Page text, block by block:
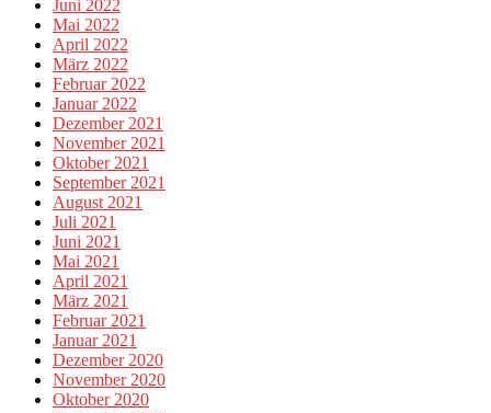
Juni 2022
Mai 2022
April 2022
März 2022
Februar 2022
Januar 2022
Dezember 2021
November 2021
Oktober 2021
September 2021
August 2021
Juli 2021
Juni 2021
Mai 2021
April 2021
März 2021
Februar 2021
Januar 2021
Dezember 2020
November 2020
Oktober 2020